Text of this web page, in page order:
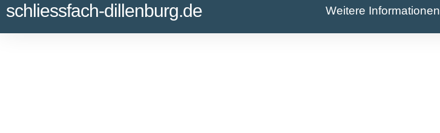
schliessfach-dillenburg.de Weitere Informationen